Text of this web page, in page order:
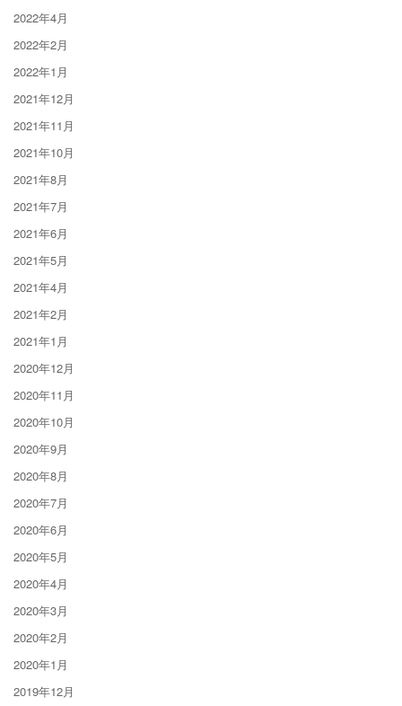
2022年4月
2022年2月
2022年1月
2021年12月
2021年11月
2021年10月
2021年8月
2021年7月
2021年6月
2021年5月
2021年4月
2021年2月
2021年1月
2020年12月
2020年11月
2020年10月
2020年9月
2020年8月
2020年7月
2020年6月
2020年5月
2020年4月
2020年3月
2020年2月
2020年1月
2019年12月